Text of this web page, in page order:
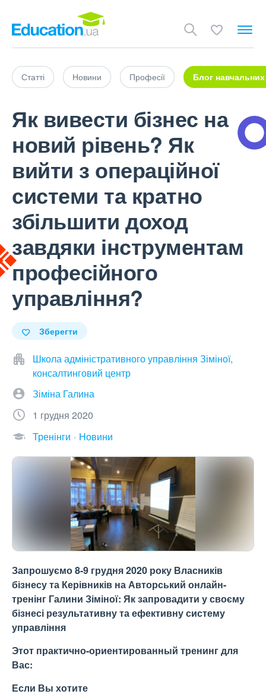
Статті Новини Професії Блог навчальних
Як вивести бізнес на
новий рівень? Як
вийти з операційної
системи та кратно
збільшити доход
завдяки інструментам
професійного
управління?
Зберегти
Школа адміністративного управління Зіміної,
консалтинговий центр
Зіміна Галина
1 грудня 2020
Тренінги
Новини
Запрошуємо 8-9 грудня 2020 року Власників
бізнесу та Керівників на Авторський онлайн-
тренінг Галини Зіміної: Як запровадити у своєму
бізнесі результативну та ефективну систему
управління
Этот практично-ориентированный тренинг для
Вас:
Если Вы хотите